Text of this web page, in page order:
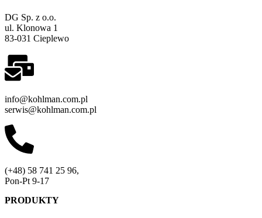
DG Sp. z o.o.
ul. Klonowa 1
83-031 Cieplewo
info@kohlman.com.pl
serwis@kohlman.com.pl
(+48) 58 741 25 96,
Pon-Pt 9-17
PRODUKTY